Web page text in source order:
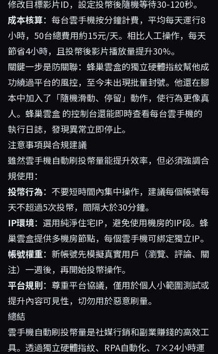
修改目標影片ID，設定投幣後隨機等待30-120秒。
成本核算：每台雲手機按分鐘計費，平均每天運行8
小時，50台總費用約15元/天。相比人工操作，每天
節省4小時，且投幣後影片播放量提升30%。
關鍵一步是防關聯：蜂巢雲盒的獨立硬體指紋幫他成
功繞過平台的風控，至今未出現批量封號。他還在腳
本中加入了「隨機滑動、停留」動作，使行為更像真
人。 蜂巢雲盒的控制台還能即時查看每台雲手機的
執行日誌，發現異常立即停止。
注意事項與合規建議
雖然雲手機自動刷投幣量能提升效率，但必須強調合
規使用：
投幣行為：不要短時間內集中操作，建議每個帳號每
天不超過5次投幣，間隔大於30分鐘。
IP環境：選用純淨住宅IP，避免使用機房的IP段。蜂
巢雲盒提供多機房節點，每個雲手機可綁定獨立IP。
帳號權重：新帳號先模擬真實用戶（瀏覽、評論、關
注）一週後，再開始投幣操作。
平台規則：尊重平台協議，僅用於個人小範圍測試或
提升內容可見性，切勿用於惡意刷量。
總結
雲手機自動刷投幣量是社媒行銷和副業賺錢的高效工
具。透過獨立硬體指紋、RPA自動化、7×24小時運